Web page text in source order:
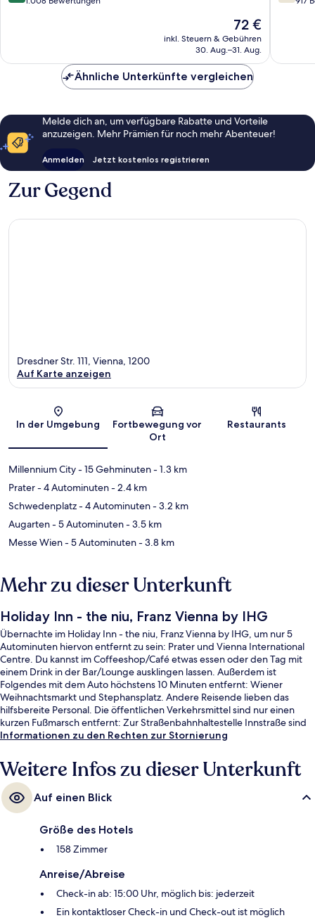
Der
Preis
beträgt
72 €
inkl. Steuern & Gebühren
30. Aug.–31. Aug.
Ähnliche Unterkünfte vergleichen
Melde dich an, um verfügbare Rabatte und Vorteile
anzuzeigen. Mehr Prämien für noch mehr Abenteuer!
Anmelden Jetzt kostenlos registrieren
Zur Gegend
Karte
Dresdner Str. 111, Vienna, 1200
Auf Karte anzeigen
In der Umgebung
Fortbewegung vor
Ort
Restaurants
Millennium City- 15 Gehminuten- 1.3 km
Prater- 4 Autominuten- 2.4 km
Schwedenplatz- 4 Autominuten- 3.2 km
Augarten- 5 Autominuten- 3.5 km
Messe Wien- 5 Autominuten- 3.8 km
Mehr zu dieser Unterkunft
Holiday Inn - the niu, Franz Vienna by IHG
Übernachte im Holiday Inn - the niu, Franz Vienna by IHG, um nur 5
Autominuten hiervon entfernt zu sein: Prater und Vienna International
Centre. Du kannst im Coffeeshop/Café etwas essen oder den Tag mit
einem Drink in der Bar/Lounge ausklingen lassen. Außerdem ist
Folgendes mit dem Auto höchstens 10 Minuten entfernt: Wiener
Weihnachtsmarkt und Stephansplatz. Andere Reisende lieben das
hilfsbereite Personal. Die öffentlichen Verkehrsmittel sind nur einen
kurzen Fußmarsch entfernt: Zur Straßenbahnhaltestelle Innstraße sind
es nur wenige Schritte und zur Straßenbahnhaltestelle Rebhanngasse 4
Informationen zu den Rechten zur Stornierung
Weitere Infos zu dieser Unterkunft
Auf einen Blick
Größe des Hotels
158 Zimmer
Anreise/Abreise
Check-in ab: 15:00 Uhr, möglich bis: jederzeit
Ein kontaktloser Check-in und Check-out ist möglich